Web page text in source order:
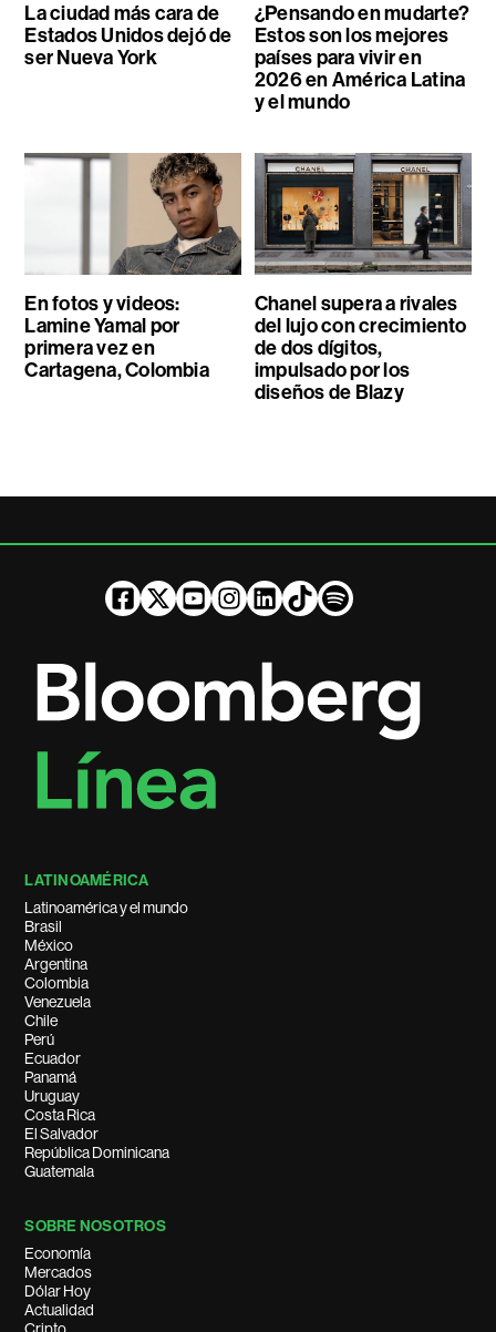
La ciudad más cara de
Estados Unidos dejó de
ser Nueva York
¿Pensando en mudarte?
Estos son los mejores
países para vivir en
2026 en América Latina
y el mundo
En fotos y videos:
Lamine Yamal por
primera vez en
Cartagena, Colombia
Chanel supera a rivales
del lujo con crecimiento
de dos dígitos,
impulsado por los
diseños de Blazy
LATINOAMÉRICA
Latinoamérica y el mundo
Brasil
México
Argentina
Colombia
Venezuela
Chile
Perú
Ecuador
Panamá
Uruguay
Costa Rica
El Salvador
República Dominicana
Guatemala
SOBRE NOSOTROS
Economía
Mercados
Dólar Hoy
Actualidad